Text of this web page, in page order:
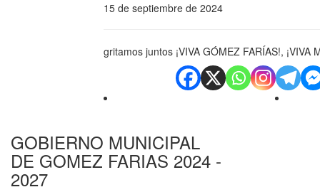
15 de septiembre de 2024
gritamos juntos ¡VIVA GÓMEZ FARÍAS!, ¡VIVA
GOBIERNO MUNICIPAL
DE GOMEZ FARIAS 2024 -
2027